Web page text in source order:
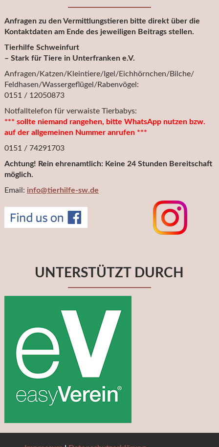
Anfragen zu den Vermittlungstieren bitte direkt über die
Kontaktdaten am Ende des jeweiligen Beitrags stellen.
Tierhilfe Schweinfurt
– Stark für Tiere in Unterfranken e.V.
Anfragen/Katzen/Kleintiere/Igel/Eichhörnchen/Bilche/
Feldhasen/Wassergeflügel/Rabenvögel:
0151 / 12050873
Notfalltelefon für verwaiste Tierbabys:
*** sollte niemand rangehen, bitte WhatsApp nutzen bzw.
auf der allgemeinen Nummer anrufen ***
0151 / 74291703
Achtung! Rein ehrenamtlich: Keine 24 Stunden Bereitschaft
möglich.
Email: info@tierhilfe-sw.de
UNTERSTÜTZT DURCH